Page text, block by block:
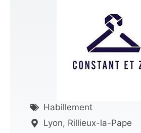
Habillement
Lyon, Rillieux-la-Pape